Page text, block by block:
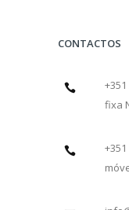
CONTACTOS
fixa